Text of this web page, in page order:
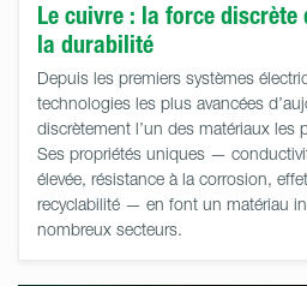
Le cuivre : la force discrète
la durabilité
Depuis les premiers systèmes
technologies les plus avancées
discrètement l’un des matériaux les
Ses propriétés uniques —
élevée, résistance à la corrosion,
recyclabilité — en font un matériau
nombreux secteurs.